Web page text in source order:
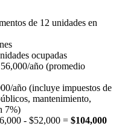
de 12 unidades en
ocupadas
año (promedio
año (incluye impuestos de
mantenimiento,
7%)
- $52,000 = $104,000